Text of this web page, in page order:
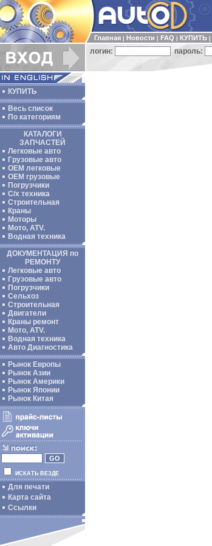
Главная Новости FAQ КУПИТЬ
логин: пароль:
КУПИТЬ
Весь список
По категориям
КАТАЛОГИ
ЗАПЧАСТЕЙ
Легковые авто
Грузовые авто
ОЕМ легковые
OEM грузовые
Погрузчики
С/х техника
Строительная
Краны
Моторы
Мото, ATV.
Водная техника
ДОКУМЕНТАЦИЯ по
РЕМОНТУ
Легковые авто
Грузовые авто
Погрузчики
Сельхоз
Строительная
Двигатели
Краны ремонт
Мото, ATV.
Водная техника
Авто Диагностика
Рынок Европы
Рынок Азии
Рынок Америки
Рынок Японии
Рынок Китая
ИСКАТЬ ВЕЗДЕ
Для печати
Карта сайта
Ссылки